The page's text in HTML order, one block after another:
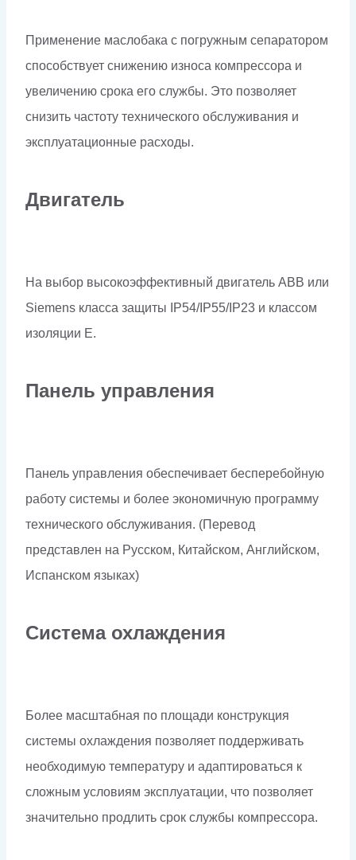
Применение маслобака с погружным сепаратором
способствует снижению износа компрессора и
увеличению срока его службы. Это позволяет
снизить частоту технического обслуживания и
эксплуатационные расходы.
Двигатель
На выбор высокоэффективный двигатель ABB или
Siemens класса защиты IP54/IP55/IP23 и классом
изоляции Е.
Панель управления
Панель управления обеспечивает бесперебойную
работу системы и более экономичную программу
технического обслуживания. (Перевод
представлен на Русском, Китайском, Английском,
Испанском языках)
Система охлаждения
Более масштабная по площади конструкция
системы охлаждения позволяет поддерживать
необходимую температуру и адаптироваться к
сложным условиям эксплуатации, что позволяет
значительно продлить срок службы компрессора.